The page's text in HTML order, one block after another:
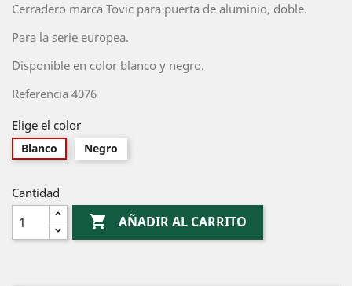
Cerradero marca Tovic para puerta de aluminio, doble.
Para la serie europea.
Disponible en color blanco y negro.
Referencia 4076
Elige el color
Blanco Negro
Cantidad
 AÑADIR AL CARRITO